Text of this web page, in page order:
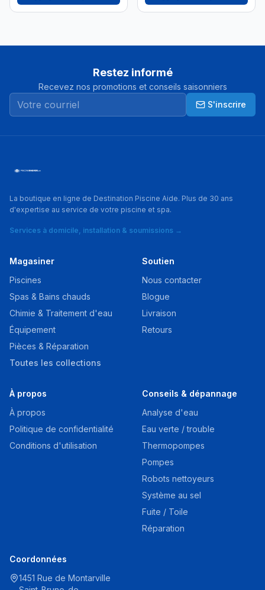
Restez informé
Recevez nos promotions et conseils saisonniers
S'inscrire
La boutique en ligne de Destination Piscine Aide. Plus de 30 ans
d'expertise au service de votre piscine et spa.
Services à domicile, installation & soumissions →
Magasiner
Piscines
Spas & Bains chauds
Chimie & Traitement d'eau
Équipement
Pièces & Réparation
Toutes les collections
Soutien
Nous contacter
Blogue
Livraison
Retours
À propos
À propos
Politique de confidentialité
Conditions d'utilisation
Conseils & dépannage
Analyse d'eau
Eau verte / trouble
Thermopompes
Pompes
Robots nettoyeurs
Système au sel
Fuite / Toile
Réparation
Coordonnées
1451 Rue de Montarville